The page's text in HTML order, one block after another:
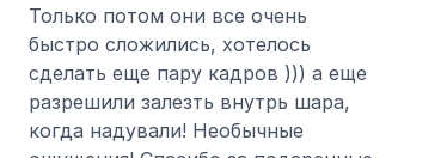
Только потом они все очень
быстро сложились, хотелось
сделать еще пару кадров ))) а еще
разрешили залезть внутрь шара,
когда надували! Необычные